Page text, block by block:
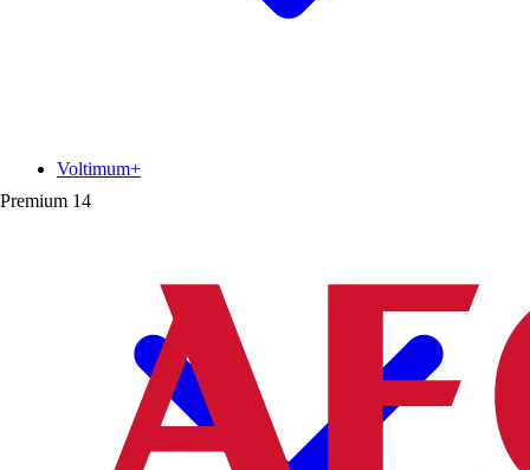
Premium 14
Voltimum+